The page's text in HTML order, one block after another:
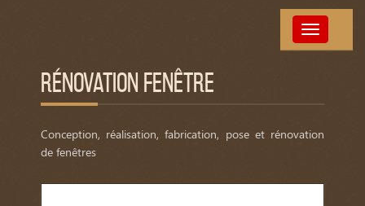
Toggle
navigation
RÉNOVATION FENÊTRE
Conception, réalisation, fabrication, pose et rénovation
de fenêtres